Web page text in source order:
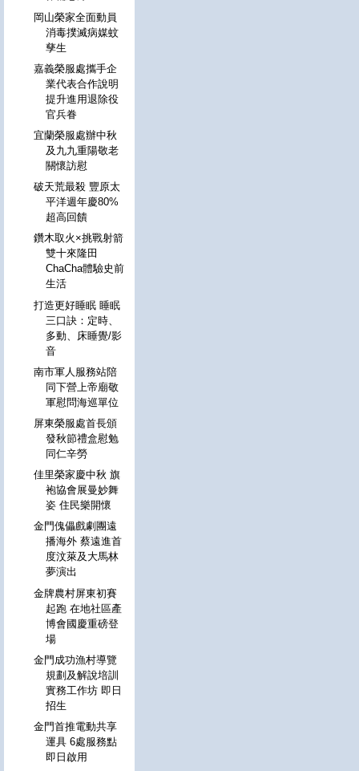
岡山榮家全面動員
消毒撲滅病媒蚊
孳生
嘉義榮服處攜手企
業代表合作說明
提升進用退除役
官兵眷
宜蘭榮服處辦中秋
及九九重陽敬老
關懷訪慰
破天荒最殺 豐原太
平洋週年慶80%
超高回饋
鑽木取火×挑戰射箭
雙十來隆田
ChaCha體驗史前
生活
打造更好睡眠 睡眠
三口訣：定時、
多動、床睡覺/影
音
南市軍人服務站陪
同下營上帝廟敬
軍慰問海巡單位
屏東榮服處首長頒
發秋節禮盒慰勉
同仁辛勞
佳里榮家慶中秋 旗
袍協會展曼妙舞
姿 住民樂開懷
金門傀儡戲劇團遠
播海外 蔡遠進首
度汶萊及大馬林
夢演出
金牌農村屏東初賽
起跑 在地社區產
博會國慶重磅登
場
金門成功漁村導覽
規劃及解說培訓
實務工作坊 即日
招生
金門首推電動共享
運具 6處服務點
即日啟用